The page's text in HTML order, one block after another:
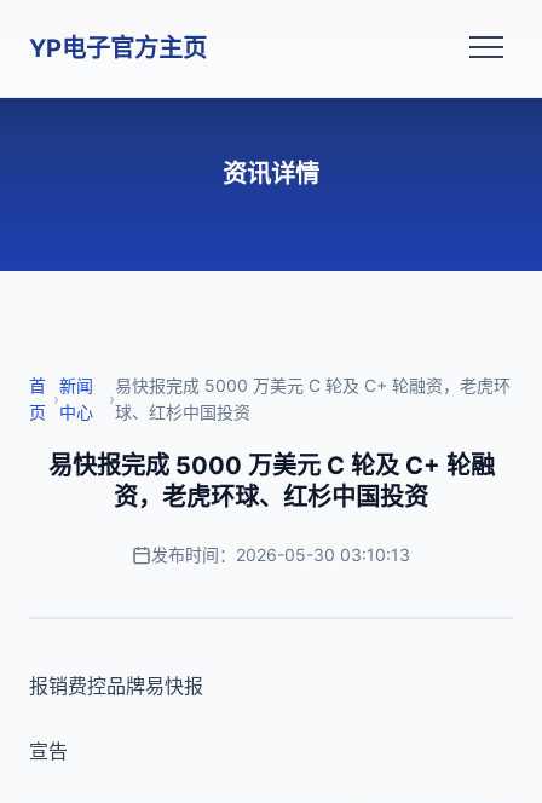
YP电子官方主页
资讯详情
首
页
›
新闻
中心
›
易快报完成 5000 万美元 C 轮及 C+ 轮融资，老虎环
球、红杉中国投资
易快报完成 5000 万美元 C 轮及 C+ 轮融
资，老虎环球、红杉中国投资
发布时间：2026-05-30 03:10:13
报销费控品牌易快报
宣告